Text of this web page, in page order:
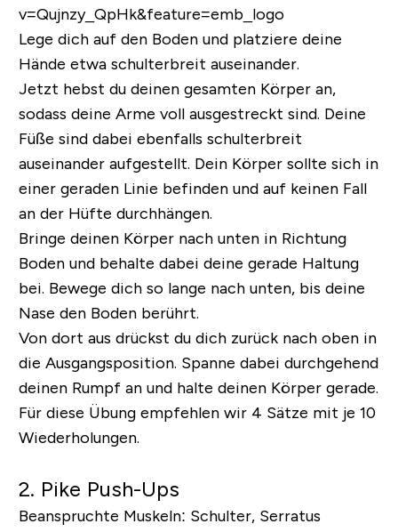
v=Qujnzy_QpHk&feature=emb_logo
Lege dich auf den Boden und platziere deine
Hände etwa schulterbreit auseinander.
Jetzt hebst du deinen gesamten Körper an,
sodass deine Arme voll ausgestreckt sind. Deine
Füße sind dabei ebenfalls schulterbreit
auseinander aufgestellt. Dein Körper sollte sich in
einer geraden Linie befinden und auf keinen Fall
an der Hüfte durchhängen.
Bringe deinen Körper nach unten in Richtung
Boden und behalte dabei deine gerade Haltung
bei. Bewege dich so lange nach unten, bis deine
Nase den Boden berührt.
Von dort aus drückst du dich zurück nach oben in
die Ausgangsposition. Spanne dabei durchgehend
deinen Rumpf an und halte deinen Körper gerade.
Für diese Übung empfehlen wir 4 Sätze mit je 10
Wiederholungen.
2. Pike Push-Ups
Beanspruchte Muskeln: Schulter, Serratus